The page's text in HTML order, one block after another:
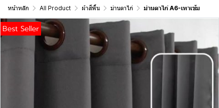
หน้าหลัก All Product ผ้าสีพื้น ม่านตาไก่ ม่านตาไก่ A6-เทาเข้ม
Best Seller